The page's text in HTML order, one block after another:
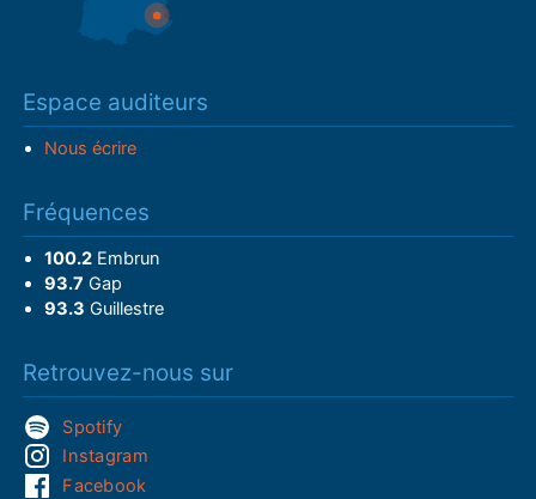
Espace auditeurs
Nous écrire
Fréquences
100.2Embrun
93.7 Gap
93.3 Guillestre
Retrouvez-nous sur
Spotify
Instagram
Facebook